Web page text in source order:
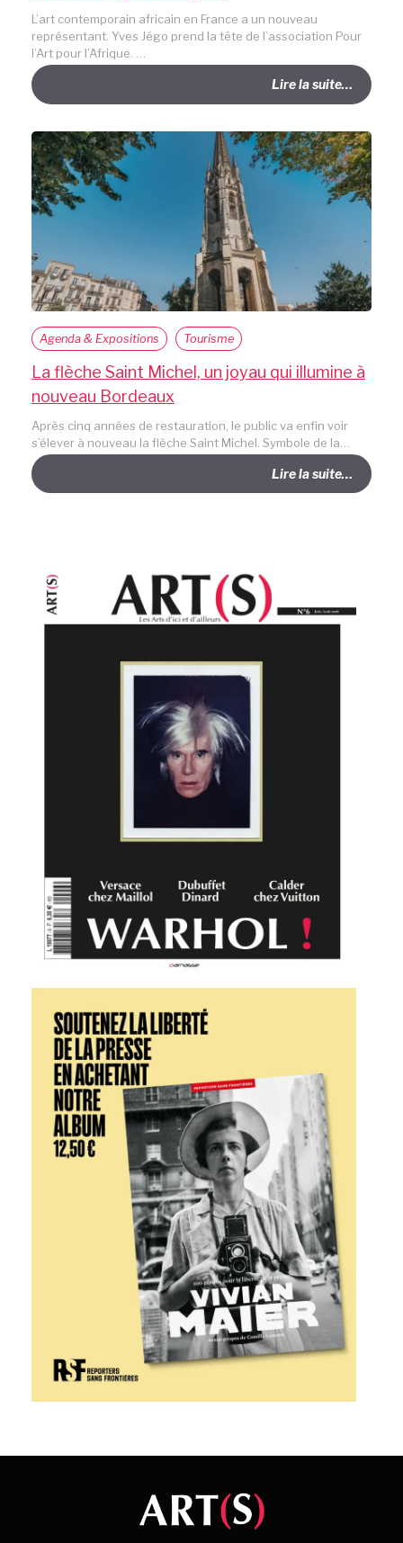
L’art contemporain africain en France a un nouveau
représentant. Yves Jégo prend la tête de l’association Pour
l’Art pour l’Afrique. …
Lire la suite…
Agenda & Expositions Tourisme
La flèche Saint Michel, un joyau qui illumine à
nouveau Bordeaux
Après cinq années de restauration, le public va enfin voir
s’élever à nouveau la flèche Saint Michel. Symbole de la…
Lire la suite…